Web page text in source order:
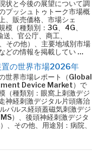
状と今後の展望について調
プッシュトゥトーク市場概
、販売価格、市場シェ
模（種類別：3G、4G、
、官公庁、商工、
その他）、主要地域別市場
どの情報を掲載してい …
置の世界市場2026年
世界市場レポート（Global
Device Market）で
（種類別：眼窩上刺激デジ
神経刺激デジタル片頭痛治
パルス経頭蓋磁気刺激デジ
）、後頭神経刺激デジタ
、その他、用途別：病院、